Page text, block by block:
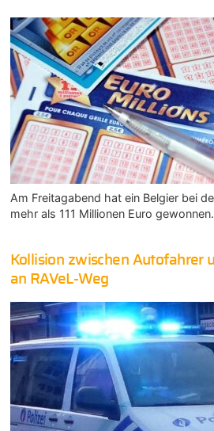
Am Freitagabend hat ein Belgier bei
mehr als 111 Millionen Euro gewonnen.
Kollision zwischen Autofahrer
an RAVeL-Weg